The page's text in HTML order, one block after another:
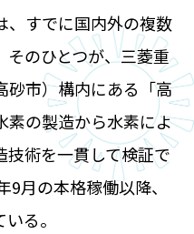
、すでに国内外の複数
そのひとつが、三菱重
砂市）構内にある「高
素の製造から水素によ
技術を一貫して検証で
月の本格稼働以降、
る。